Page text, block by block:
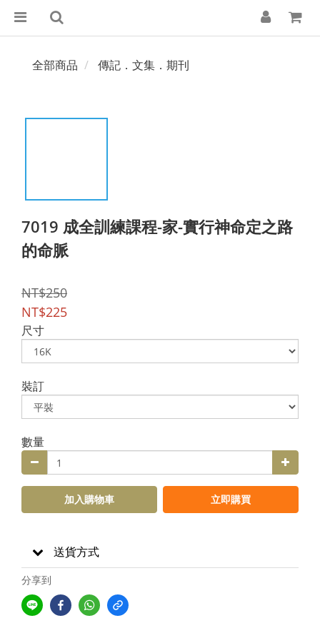
全部商品 傳記．文集．期刊
7019 成全訓練課程-家-實行神命定之路
的命脈
NT$250
NT$225
尺寸
裝訂
數量
加入購物車 立即購買
送貨方式
分享到